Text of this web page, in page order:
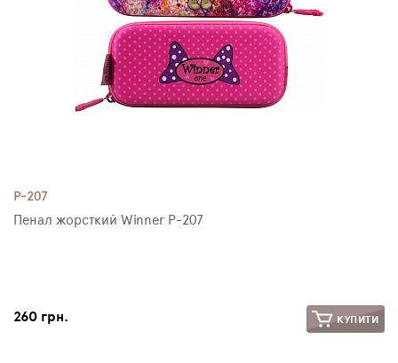
P-207
Пенал жорсткий Winner P-207
260 грн. КУПИТИ